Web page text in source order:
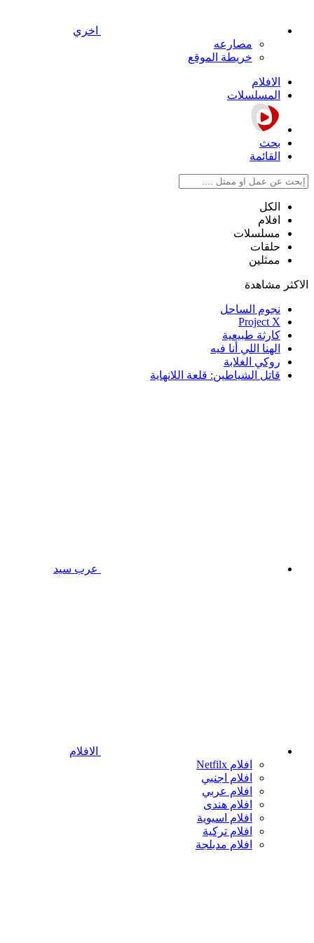
اخري
مصارعه
خريطة الموقع
الافلام
المسلسلات
بحث
القائمة
الكل
افلام
مسلسلات
حلقات
ممثلين
الاكثر مشاهدة
نجوم الساحل
Project X
كارثة طبيعية
الهنا اللي أنا فيه
روكي الغلابة
قاتل الشياطين: قلعة اللانهاية
عرب سيد
الافلام
افلام Netfilx
افلام اجنبي
افلام عربي
افلام هندى
افلام اسيوية
افلام تركية
افلام مدبلجة